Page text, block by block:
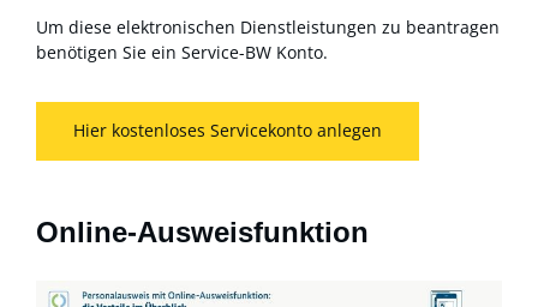
Um diese elektronischen Dienstleistungen zu beantragen
benötigen Sie ein Service-BW Konto.
Hier kostenloses Servicekonto anlegen
Online-Ausweisfunktion